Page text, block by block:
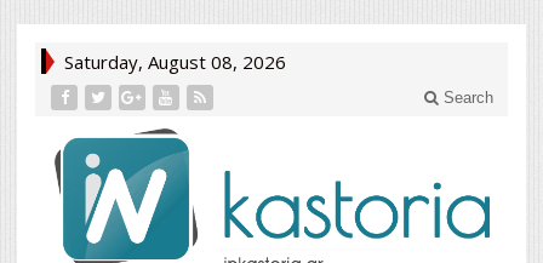
Saturday, August 08, 2026
Search